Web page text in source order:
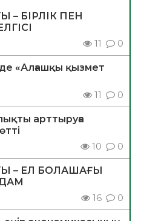
– БІРЛІК ПЕН
11 0
«Алғашқы қызмет
11 0
арттыруға
10 0
– ЕЛ БОЛАШАҒЫ
16 0